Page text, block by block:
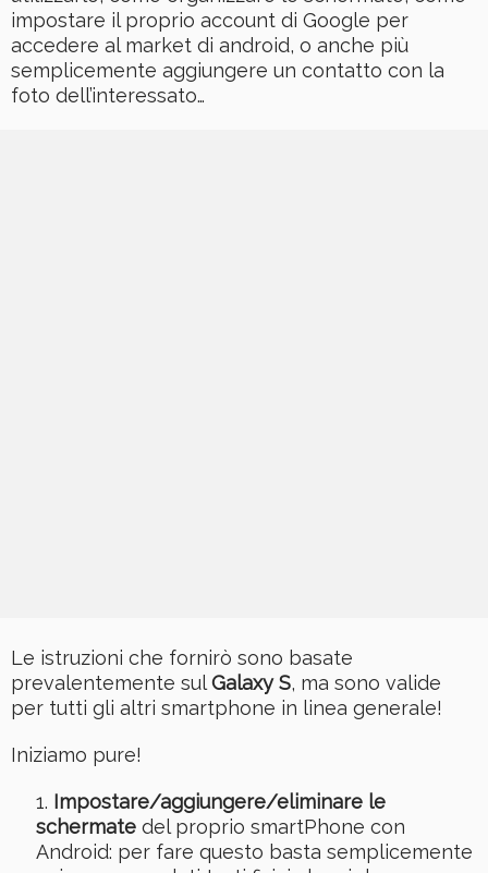
impostare il proprio account di Google per
accedere al market di android, o anche più
semplicemente aggiungere un contatto con la
foto dell’interessato…
Le istruzioni che fornirò sono basate
prevalentemente sulGalaxy S, ma sono valide
per tutti gli altri smartphone in linea generale!
Iniziamo pure!
Impostare/aggiungere/eliminare le
schermatedel proprio smartPhone con
Android: per fare questo basta semplicemente